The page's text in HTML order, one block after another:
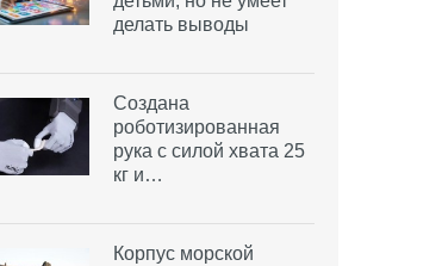
делать выводы
Создана
роботизированная
рука с силой хвата 25
кг и…
Корпус морской